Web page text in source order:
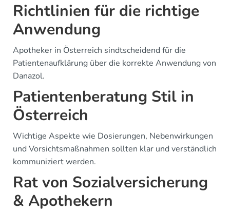
Richtlinien für die richtige
Anwendung
Apotheker in Österreich sindtscheidend für die
Patientenaufklärung über die korrekte Anwendung von
Danazol.
Patientenberatung Stil in
Österreich
Wichtige Aspekte wie Dosierungen, Nebenwirkungen
und Vorsichtsmaßnahmen sollten klar und verständlich
kommuniziert werden.
Rat von Sozialversicherung
& Apothekern